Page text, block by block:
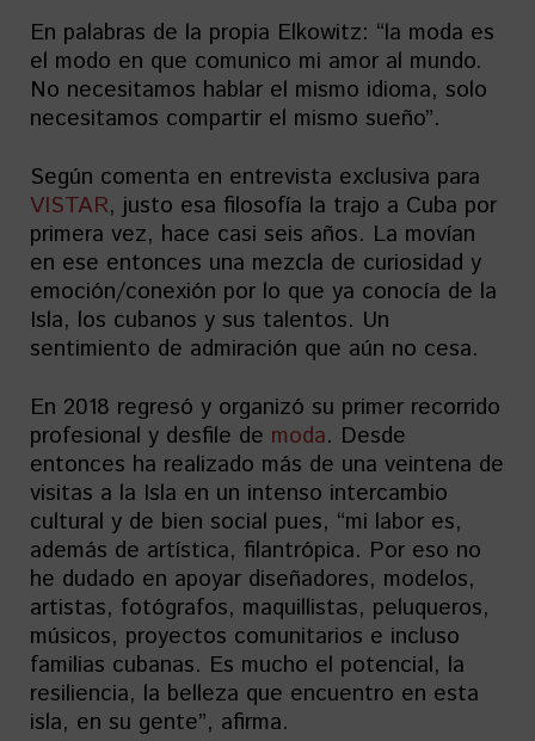
En palabras de la propia Elkowitz: “la moda es
el modo en que comunico mi amor al mundo.
No necesitamos hablar el mismo idioma, solo
necesitamos compartir el mismo sueño”.
Según comenta en entrevista exclusiva para
VISTAR, justo esa filosofía la trajo a Cuba por
primera vez, hace casi seis años. La movían
en ese entonces una mezcla de curiosidad y
emoción/conexión por lo que ya conocía de la
Isla, los cubanos y sus talentos. Un
sentimiento de admiración que aún no cesa.
En 2018 regresó y organizó su primer recorrido
profesional y desfile de moda. Desde
entonces ha realizado más de una veintena de
visitas a la Isla en un intenso intercambio
cultural y de bien social pues, “mi labor es,
además de artística, filantrópica. Por eso no
he dudado en apoyar diseñadores, modelos,
artistas, fotógrafos, maquillistas, peluqueros,
músicos, proyectos comunitarios e incluso
familias cubanas. Es mucho el potencial, la
resiliencia, la belleza que encuentro en esta
isla, en su gente”, afirma.